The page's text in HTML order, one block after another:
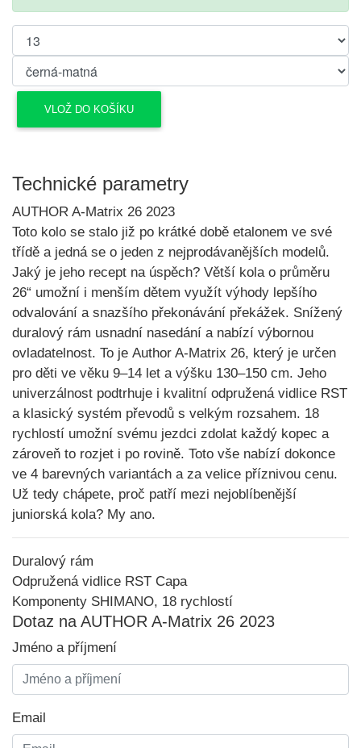
Technické parametry
AUTHOR A-Matrix 26 2023
Toto kolo se stalo již po krátké době etalonem ve své
třídě a jedná se o jeden z nejprodávanějších modelů.
Jaký je jeho recept na úspěch? Větší kola o průměru
26“ umožní i menším dětem využít výhody lepšího
odvalování a snazšího překonávání překážek. Snížený
duralový rám usnadní nasedání a nabízí výbornou
ovladatelnost. To je Author A-Matrix 26, který je určen
pro děti ve věku 9–14 let a výšku 130–150 cm. Jeho
univerzálnost podtrhuje i kvalitní odpružená vidlice RST
a klasický systém převodů s velkým rozsahem. 18
rychlostí umožní svému jezdci zdolat každý kopec a
zároveň to rozjet i po rovině. Toto vše nabízí dokonce
ve 4 barevných variantách a za velice příznivou cenu.
Už tedy chápete, proč patří mezi nejoblíbenější
juniorská kola? My ano.
Duralový rám
Odpružená vidlice RST Capa
Komponenty SHIMANO, 18 rychlostí
Dotaz na AUTHOR A-Matrix 26 2023
Jméno a příjmení
Email